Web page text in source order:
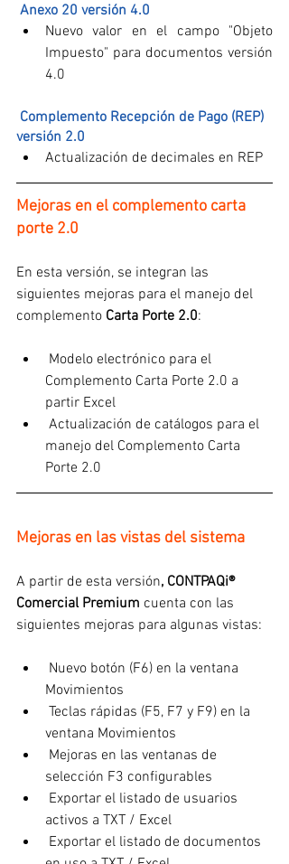
Anexo 20 versión 4.0
Nuevo valor en el campo "Objeto
Impuesto" para documentos versión
4.0
versión 2.0
Actualización de decimales en REP
Mejoras en el complemento carta
porte 2.0
En esta versión, se integran las
siguientes mejoras para el manejo del
complemento Carta Porte 2.0:
Complemento Carta Porte 2.0 a
partir Excel
manejo del Complemento Carta
Porte 2.0
Mejoras en las vistas del sistema
A partir de esta versión, CONTPAQi®
Comercial Premium cuenta con las
siguientes mejoras para algunas vistas:
Movimientos
Teclas rápidas (F5, F7 y F9) en la
ventana Movimientos
selección F3 configurables
activos a TXT / Excel